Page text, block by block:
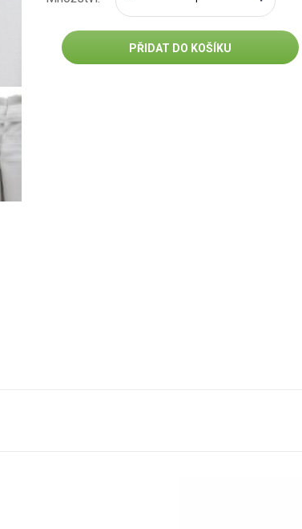
PŘIDAT DO KOŠÍKU